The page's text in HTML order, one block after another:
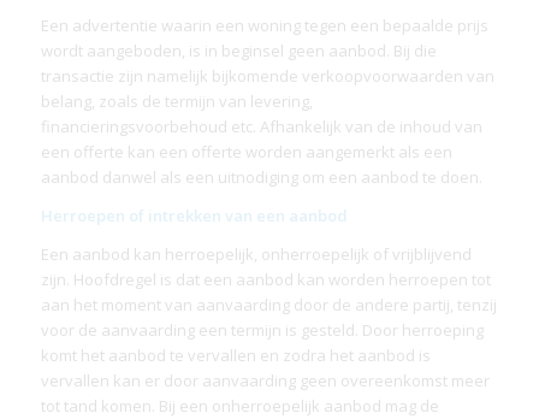
Een advertentie waarin een woning tegen een bepaalde prijs
wordt aangeboden, is in beginsel geen aanbod. Bij die
transactie zijn namelijk bijkomende verkoopvoorwaarden van
belang, zoals de termijn van levering,
financieringsvoorbehoud etc. Afhankelijk van de inhoud van
een offerte kan een offerte worden aangemerkt als een
aanbod danwel als een uitnodiging om een aanbod te doen.
Herroepen of intrekken van een aanbod
Een aanbod kan herroepelijk, onherroepelijk of vrijblijvend
zijn. Hoofdregel is dat een aanbod kan worden herroepen tot
aan het moment van aanvaarding door de andere partij, tenzij
voor de aanvaarding een termijn is gesteld. Door herroeping
komt het aanbod te vervallen en zodra het aanbod is
vervallen kan er door aanvaarding geen overeenkomst meer
tot tand komen. Bij een onherroepelijk aanbod mag de